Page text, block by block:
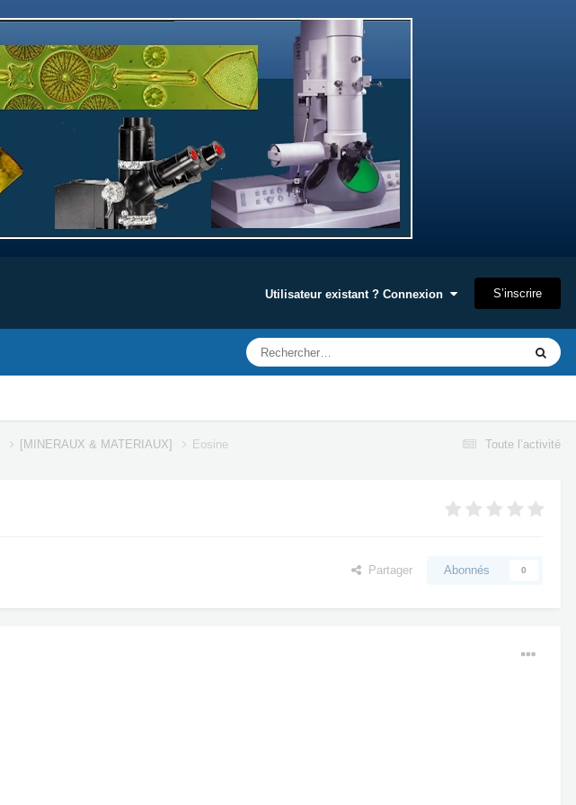
Utilisateur existant ? Connexion S’inscrire
Toute l’activité
[MINERAUX & MATERIAUX] Eosine
Partager Abonnés 0